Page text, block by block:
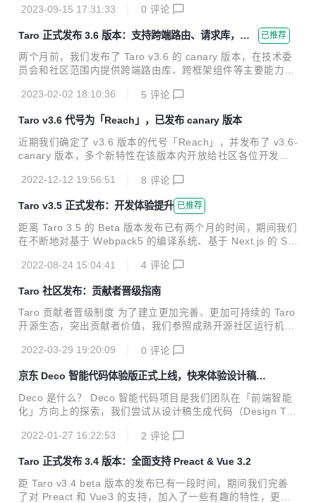
2023-09-15 17:31:33
0 评论
Taro 正式发布 3.6 版本：支持跨端路由、请求库，支
持纵向拓展鸿蒙、Web 端平台插件
已推荐
两个月前，我们发布了 Taro v3.6 的 canary 版本，在技术委
员会和社区范围内提供跨端路由库、跨框架组件等主要能力和
—— Reach。 日前 Taro v3.6 正式版本已经发布，下文将围
解在 v3.6 中各个重要特性。 一、跨端能力支持 支持各类跨端
能力，抹平多端研发之间的体验差异，是 Taro 一直以来尝试
去实现的，基于 Taro 3 适配多端前端 UI 框架的逻辑，通过在
小程序端模拟实现框架所需的 BOM / DOM API 就能达成对于
各类跨端能力的适配。 1...
2023-02-02 18:10:36 5 评论
Taro v3.6 代号为「Reach」，已发布 canary 版本
近期我们确定了 v3.6 版本的代号「Reach」，并发布了 v3.6-
canary 版本，多个新特性在该版本内开放给社区各位开发者
库 Taro 3 适配前端 UI 框架的方式更接近于前端的本质，通过
在小程序端模拟实现框架所需的 BOM/DOM API 来达成，对
于适配各个路由库也是同样的思路。 1. 运行时引入 History &
Location 对象 在 Web BOM 中，History & Location 对象是
重要组成部分，它们是实现前端路由的关键。Taro 为了支持
前端路由库的使用，在运行时中引入了 histroy loc...
2022-12-12 19:56:51 8 评论
Taro v3.5 正式发布：开发体验提升 已推荐
距离 Taro 3.5 的 Beta 版本发布已有两个月的时间，期间我们
在不断地对基于 Webpack5 的编译系统、基于 Next.js 的 SS
此外 Taro 社区也有很多同学参与共建，如 Taro 合作者 @bio
为 RN 组件。 日前 Taro v3.5 已正式发布，下文将介绍关于
3.5 的主要特性与重要修复，以及后续的版本规划。 一、编译
提速 Taro v3.5 基于 Webpack5 构建了新的编译系统，利用
2022-08-24 15:04:41 4 评论
Taro 社区发布：贡献者晋级指南
Taro 贡献者晋级制度 为了建立更加完善、更加可持续的 Taro
开源生态，突出贡献者价值，我们参照成熟开源社区运行机制
的开发者和贡献者提供更清晰的参与机制和荣誉激励机制。 晋
者、助手、合作者&生态合作者、技术委员会委员，晋升机制
通过提名+投票的方式进行共识决策，晋升路径如下： 个人贡
献者 → 助手 → 合作者 → 技术委员会委员 个人贡献者 → 合
作者 → 技术委员会委员 生态个人贡献者 → 生态合作者 → 技
术委员会委员 对于一年内不活跃者，会进行自动进行降级，贡
2022-03-29 19:20:09 0 评论
京东 Deco 智能代码体验版正式上线，快来体验设计稿一
键生成代码
Deco 是什么？ Deco 智能代码项目是我们团队在「前端智能
化」方向上的探索，我们尝试从设计稿生成代码（Design To
能力补全，进而提升产研效率。通过 Deco智能代码平台，可
在京东的两次大促中成功落地，在个性化活动会场的搭建中，
研发效率提升达到了 48% 今天，Deco 对外发布了！ 过去一
段时间里，Deco 都是面对京东的内部场景，外部无法体验到
2022-01-27 16:22:53 2 评论
Taro 正式发布 3.4 版本：全面支持 Preact & Vue 3.2
距 Taro v3.4 beta 版本的发布已有一段时间，期间我们完善
了对 Preact 和 Vue3 的支持，加入了一些有趣的特性，更是